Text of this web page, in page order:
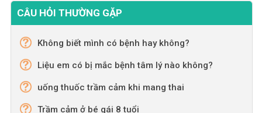
CÂU HỎI THƯỜNG GẶP
Không biết mình có bệnh hay không?
Liệu em có bị mắc bệnh tâm lý nào không?
uống thuốc trầm cảm khi mang thai
Trầm cảm ở bé gái 8 tuổi